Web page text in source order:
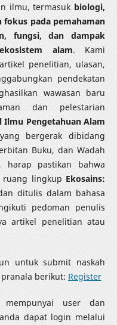
ilmu, termasuk biologi,
pada pemahaman
fungsi, dan dampak
alam. Kami
penelitian, ulasan,
pendekatan
wawasan baru
dan pelestarian
Ilmu Pengetahuan Alam
bergerak dibidang
Buku, dan Wadah
harap pastikan bahwa
ruang lingkup Ekosains:
ditulis dalam bahasa
pedoman penulis
artikel penelitian atau
untuk submit naskah
berikut: Register
mempunyai user dan
dapat login melalui